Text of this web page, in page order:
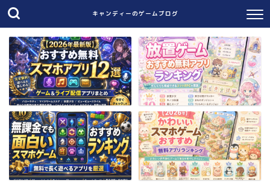
キャンディーのゲームブログ